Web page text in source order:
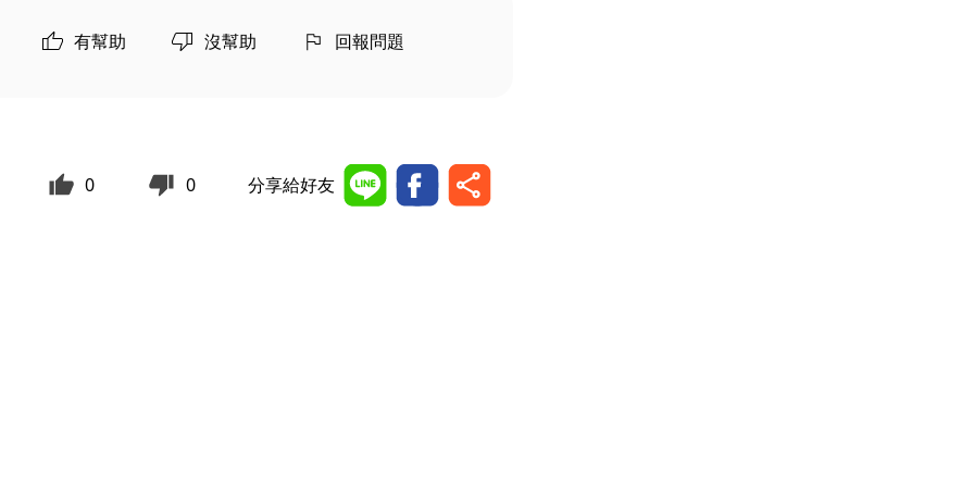
有幫助 沒幫助 回報問題
0 0 分享給好友